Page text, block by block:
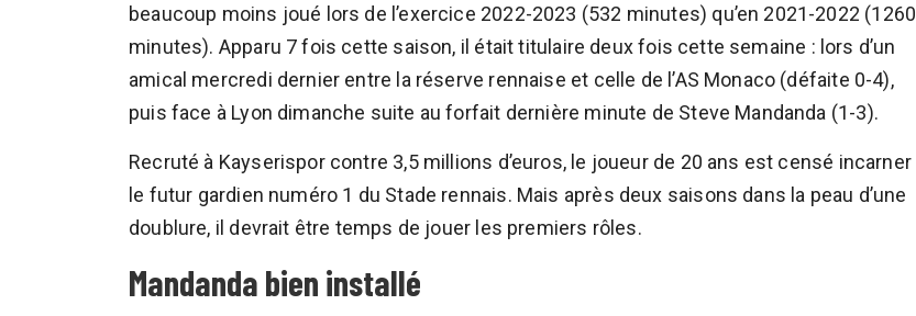
beaucoup moins joué lors de l’exercice 2022-2023 (532 minutes) qu’en 2021-2022 (1260
minutes). Apparu 7 fois cette saison, il était titulaire deux fois cette semaine : lors d’un
amical mercredi dernier entre la réserve rennaise et celle de l’AS Monaco (défaite 0-4),
puis face à Lyon dimanche suite au forfait dernière minute de Steve Mandanda (1-3).
Recruté à Kayserispor contre 3,5 millions d’euros, le joueur de 20 ans est censé incarner
le futur gardien numéro 1 du Stade rennais. Mais après deux saisons dans la peau d’une
doublure, il devrait être temps de jouer les premiers rôles.
Mandanda bien installé